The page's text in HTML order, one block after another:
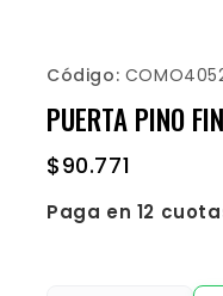
Código:
PUERTA PINO
$90.771
Paga en 12